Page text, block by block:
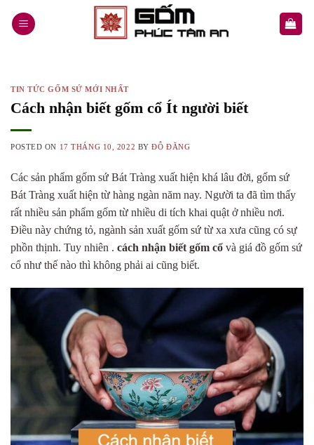
TIN TỨC GỐM SỨ MỚI NHẤT
Cách nhận biết gốm cổ Ít người biết
POSTED ON 17 THÁNG 10, 2022 BYĐỖ ĐĂNG
Các sản phẩm gốm sứ Bát Tràng xuất hiện khá lâu đời, gốm sứ
Bát Tràng xuất hiện từ hàng ngàn năm nay. Người ta đã tìm thấy
rất nhiều sản phẩm gốm từ nhiều di tích khai quật ở nhiều nơi.
Điều này chứng tỏ, ngành sản xuất gốm sứ từ xa xưa cũng có sự
phồn thịnh. Tuy nhiên . cách nhận biết gốm cổ và giá đồ gốm sứ
cổ như thế nào thì không phải ai cũng biết.